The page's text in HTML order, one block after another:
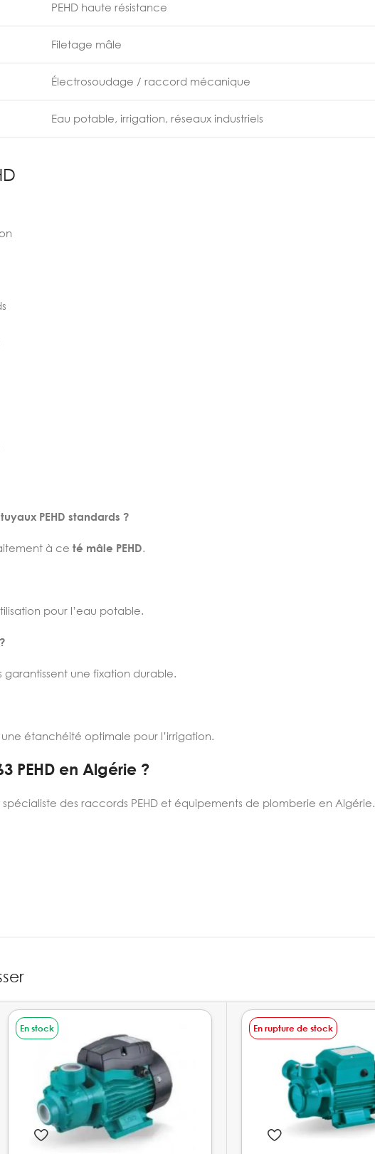
PEHD haute résistance
Filetage mâle
Électrosoudage / raccord mécanique
Eau potable, irrigation, réseaux industriels
PEHD standards ?
à ce té mâle PEHD.
pour l’eau potable.
une fixation durable.
étanchéité optimale pour l’irrigation.
PEHD en Algérie ?
spécialiste des raccords PEHD et équipements de plomberie en Algérie.
En stock En rupture de stock